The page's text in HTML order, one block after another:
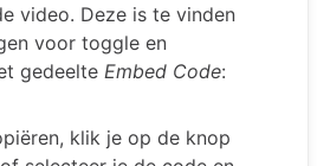
video. Deze is te vinden
voor toggle en
gedeelte Embed Code:
klik je op de knop